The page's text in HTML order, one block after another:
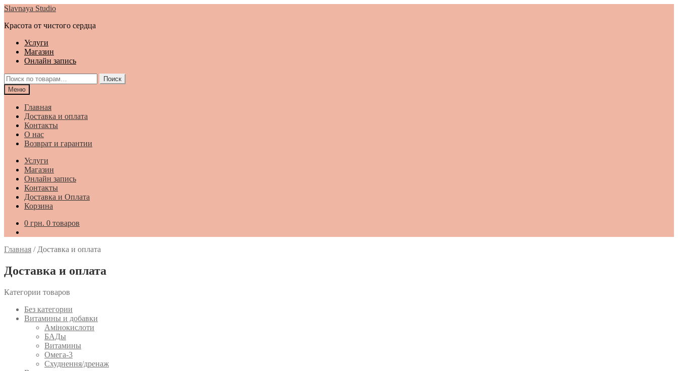
Перейти
навигации
Перейти
содержимому
Slavnaya Studio
Красота от чистого сердца
Услуги
Магазин
Онлайн запись
Искать:
Поиск
Меню
Главная
Доставка и оплата
Контакты
О нас
Возврат и гарантии
Услуги
Магазин
Онлайн запись
Контакты
Доставка и Оплата
Корзина
0 грн. 0 товаров
Главная / Доставка и оплата
Доставка и оплата
Категории товаров
Без категории
Витамины и добавки
Амінокислоти
БАДы
Витамины
Омега-3
Схуднення/дренаж